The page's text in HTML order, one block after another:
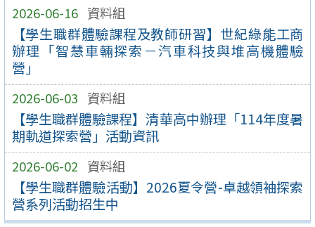
2026-06-16 資料組
【學生職群體驗課程及教師研習】世紀綠能工商
辦理「智慧車輛探索－汽車科技與堆高機體驗
營」
2026-06-03 資料組
【學生職群體驗課程】清華高中辦理「114年度暑
期軌道探索營」活動資訊
2026-06-02 資料組
【學生職群體驗活動】2026夏令營-卓越領袖探索
營系列活動招生中